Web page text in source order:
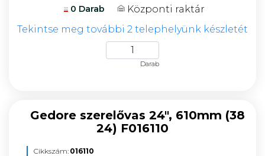
0 Darab
Központi raktár
Tekintse meg további 2 telephelyünk készletét
Darab
Gedore szerelővas 24", 610mm (38
24) F016110
Cikkszám: 016110